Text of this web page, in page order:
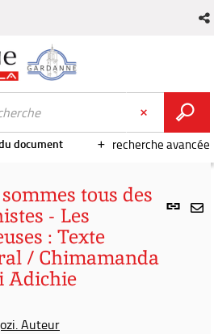
recherche avancée
document
Lien
tous des
- Les
: Texte
/ Chimamanda
Adichie
Auteur